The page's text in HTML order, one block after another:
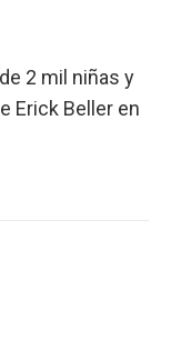
2 mil niñas y
Erick Beller en